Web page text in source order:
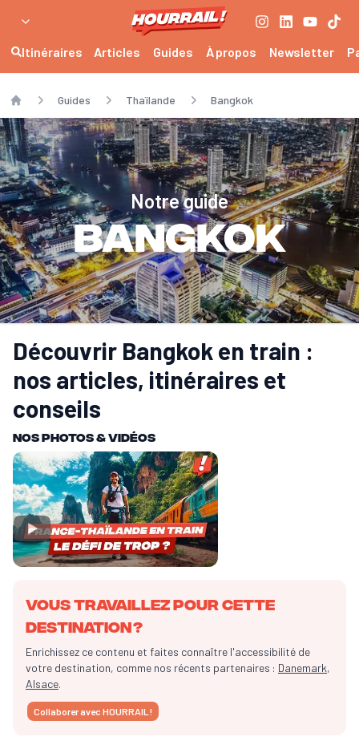
Itinéraires Articles Guides À propos Newsletter
Home
Guides Thaïlande Bangkok
Notre guide
Bangkok
Découvrir Bangkok en train :
nos articles, itinéraires et
conseils
Nos Photos & vidéos
Vous travaillez pour cette
destination ?
Enrichissez ce contenu et faites connaître l'accessibilité de
votre destination, comme nos récents partenaires : Danemark,
Alsace.
Collaborer avec HOURRAIL !